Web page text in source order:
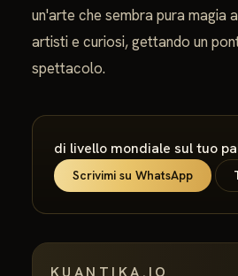
un'arte che sembra pura magia
artisti e curiosi, gettando un
spettacolo.
di livello mondiale sul tuo
Scrivimi su WhatsApp
KUANTIKA.IO